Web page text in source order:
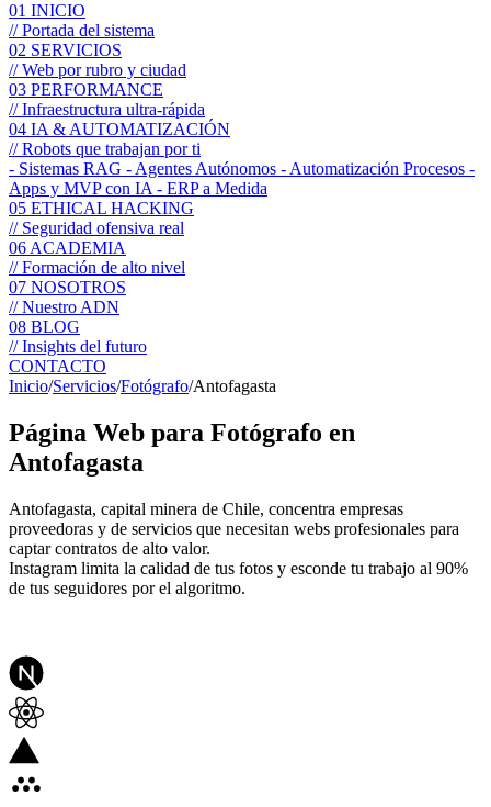
01 INICIO
// Portada del sistema
02 SERVICIOS
// Web por rubro y ciudad
03 PERFORMANCE
// Infraestructura ultra-rápida
04 IA & AUTOMATIZACIÓN
// Robots que trabajan por ti
- Sistemas RAG - Agentes Autónomos - Automatización Procesos -
Apps y MVP con IA - ERP a Medida
05 ETHICAL HACKING
// Seguridad ofensiva real
06 ACADEMIA
// Formación de alto nivel
07 NOSOTROS
// Nuestro ADN
08 BLOG
// Insights del futuro
CONTACTO
Inicio/Servicios/Fotógrafo/Antofagasta
Página Web para Fotógrafo en
Antofagasta
Antofagasta, capital minera de Chile, concentra empresas
proveedoras y de servicios que necesitan webs profesionales para
captar contratos de alto valor.
Instagram limita la calidad de tus fotos y esconde tu trabajo al 90%
de tus seguidores por el algoritmo.